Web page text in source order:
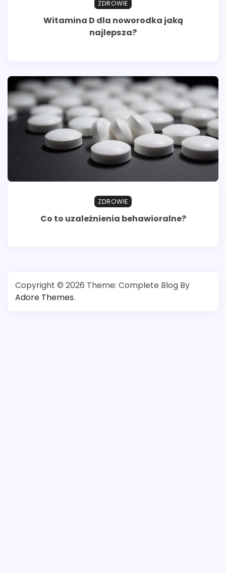
ZDROWIE
Witamina D dla noworodka jaką
najlepsza?
ZDROWIE
Co to uzależnienia behawioralne?
Copyright © 2026 Theme: Complete Blog By
Adore Themes.